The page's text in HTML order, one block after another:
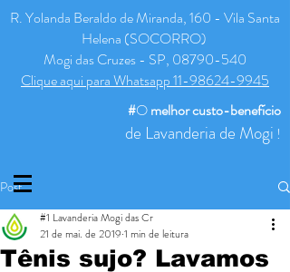
R. Yolanda Beraldo de Miranda, 160 - Vila Santa
Helena (SOCORRO)
Mogi das Cruzes - SP, 08790-540
Clique aqui para Whatsapp 11-98624-9945
#Omelhorcusto-benefício
de Lavanderia de Mogi !
Post
Tênis sujo? Lavamos
#1 Lavanderia Mogi das Cr
21 de mai. de 2019 1 min de leitura